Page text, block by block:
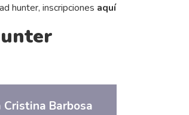
hunter, inscripciones aquí
Cristina Barbosa